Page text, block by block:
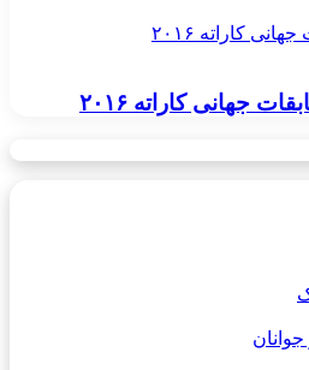
کاراته ۲۰۱۶
جهانی کاراته ۲۰۱۶